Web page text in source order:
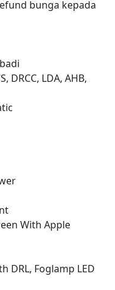
bunga kepada
DRCC, LDA, AHB,
With Apple
DRL, Foglamp LED